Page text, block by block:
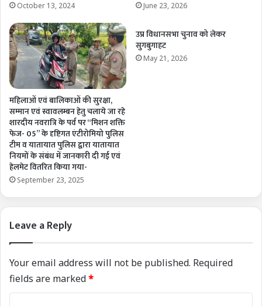
October 13, 2024 June 23, 2026
महिलाओं एवं बालिकाओं की सुरक्षा,
सम्मान एवं स्वावलम्बन हेतु चलाये जा रहे
शारदीय नवरात्रि के पर्व पर “मिशन शक्ति
फेज- 05” के दृष्टिगत एंटीरोमियो पुलिस
टीम व यातायात पुलिस द्वारा यातायात
नियमों के संबंध में जानकारी दी गई एवं
हेलमेट वितरित किया गया-
September 23, 2025
उप्र विधानसभा चुनाव को लेकर
सुगबुगाहट
May 21, 2026
Leave a Reply
Your email address will not be published. Required
fields are marked*